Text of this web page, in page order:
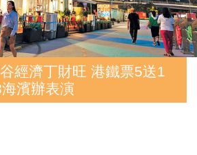
經濟丁財旺 港鐵票5送1
濱辦表演